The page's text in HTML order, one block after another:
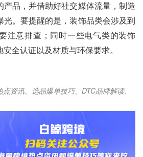
产品，并借助好社交媒体流量，制造
。要提醒的是，装饰品类会涉及到
注意排查；同时一些电气类的装饰
全认证以及材质与环保要求。
资讯、选品爆单技巧、DTC品牌解读、